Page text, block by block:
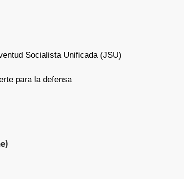
Socialista Unificada (JSU)
para la defensa